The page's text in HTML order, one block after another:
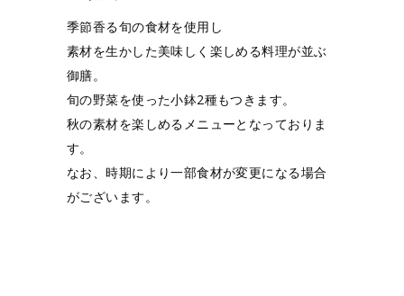
季節香る旬の食材を使用し
素材を生かした美味しく楽しめる料理が並ぶ
御膳。
旬の野菜を使った小鉢2種もつきます。
秋の素材を楽しめるメニューとなっておりま
す。
なお、時期により一部食材が変更になる場合
がございます。